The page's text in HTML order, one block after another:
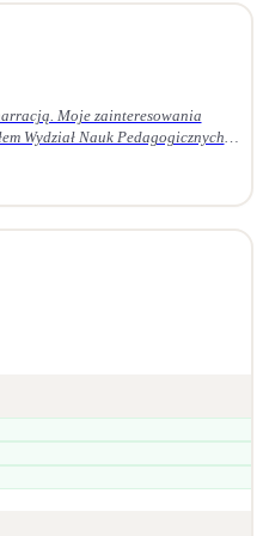
Moje zainteresowania
w Krakowskim